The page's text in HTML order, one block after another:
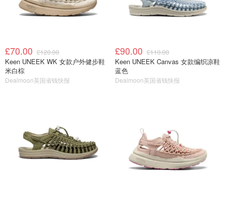
£70.00 £120.00
Keen UNEEK WK 女款户外健步鞋
米白棕
Dealmoon英国省钱快报
£90.00 £110.00
Keen UNEEK Canvas 女款编织凉鞋
蓝色
Dealmoon英国省钱快报